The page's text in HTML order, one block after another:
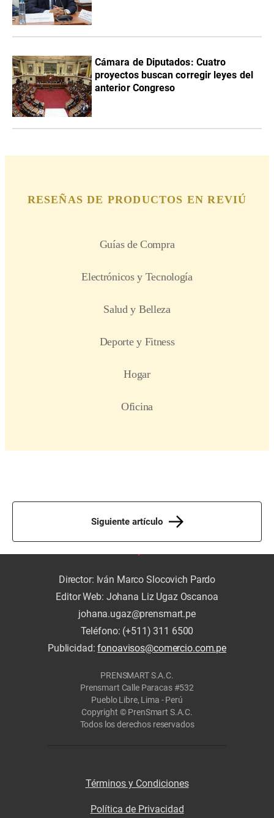
Cámara de Diputados: Cuatro
proyectos buscan corregir leyes del
anterior Congreso
Siguiente artículo
Director: Iván Marco Slocovich Pardo
Editor Web: Johana Liz Ugaz Oscanoa
johana.ugaz@prensmart.pe
Teléfono: (+511) 311 6500
Publicidad:fonoavisos@comercio.com.pe
PRENSMART S.A.C.
Prensmart Calle Paracas #532
Pueblo Libre, Lima - Perú
Copyright © PrenSmart S.A.C.
Todos los derechos reservados
Términos y Condiciones
Política de Privacidad